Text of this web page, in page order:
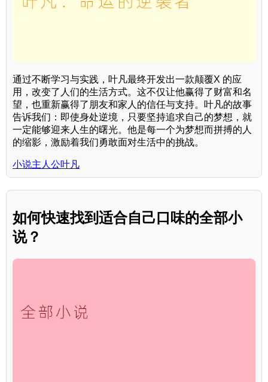
通过不断学习与实践，叶凡最终开发出一款颠覆X 的应
用，改变了人们的生活方式。这不仅让他赢得了财富和名
望，也重新赢得了朋友和家人的信任与支持。叶凡的故事
告诉我们：即使身处逆境，只要坚持追求自己的梦想，就
一定能够迎来人生的曙光。他是每一个为梦想而拼搏的人
的缩影，激励着我们勇敢面对生活中的挑战。
小说主人公叶凡
如何快速找到适合自己口味的全部小
说？